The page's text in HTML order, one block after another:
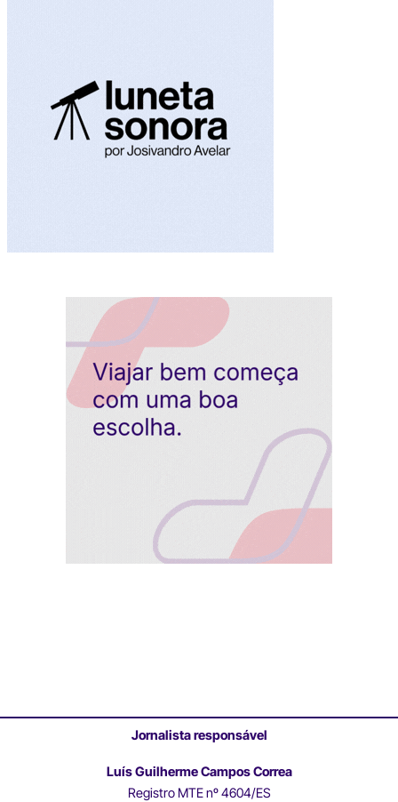
Jornalista responsável
Luís Guilherme Campos Correa
Registro MTE nº 4604/ES